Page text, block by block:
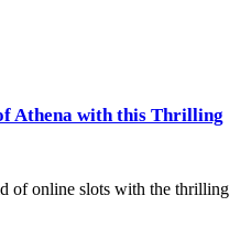
Athena with this Thrilling
of online slots with the thrilling